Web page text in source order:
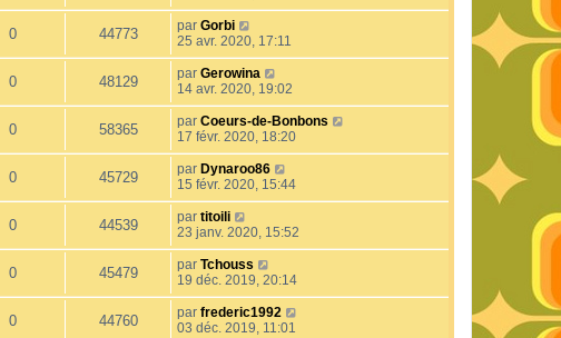
0 44773 par Gorbi
25 avr. 2020, 17:11
0 48129 par Gerowina
14 avr. 2020, 19:02
0 58365 par Coeurs-de-Bonbons
17 févr. 2020, 18:20
0 45729 par Dynaroo86
15 févr. 2020, 15:44
0 44539 par titoili
23 janv. 2020, 15:52
0 45479 par Tchouss
19 déc. 2019, 20:14
0 44760 par frederic1992
03 déc. 2019, 11:01